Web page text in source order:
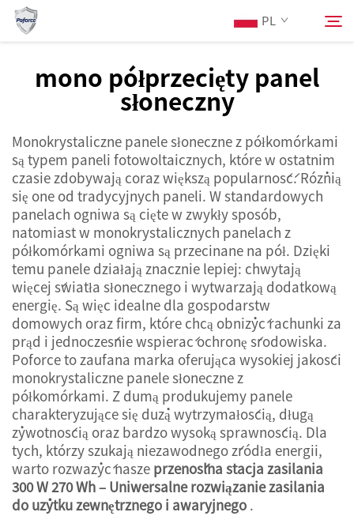
PL
Produkty
Usługi
Aktualności
Skontaktuj się z nami
mono półprzecięty panel
słoneczny
Monokrystaliczne panele słoneczne z półkomórkami
są typem paneli fotowoltaicznych, które w ostatnim
czasie zdobywają coraz większą popularność. Różnią
się one od tradycyjnych paneli. W standardowych
panelach ogniwa są cięte w zwykły sposób,
natomiast w monokrystalicznych panelach z
półkomórkami ogniwa są przecinane na pół. Dzięki
temu panele działają znacznie lepiej: chwytają
więcej światła słonecznego i wytwarzają dodatkową
energię. Są więc idealne dla gospodarstw
domowych oraz firm, które chcą obniżyć rachunki za
prąd i jednocześnie wspierać ochronę środowiska.
Poforce to zaufana marka oferująca wysokiej jakości
monokrystaliczne panele słoneczne z
półkomórkami. Z dumą produkujemy panele
charakteryzujące się dużą wytrzymałością, długą
żywotnością oraz bardzo wysoką sprawnością. Dla
tych, którzy szukają niezawodnego źródła energii,
warto rozważyć nasze przenoślna stacja zasilania
300 W 270 Wh – Uniwersalne rozwiązanie zasilania
do użytku zewnętrznego i awaryjnego .